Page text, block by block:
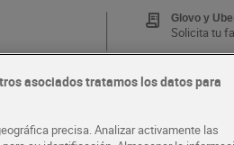
Glovo y
Solicita tu
¡Solicita tu
asociados tratamos los datos para
precisa. Analizar activamente las